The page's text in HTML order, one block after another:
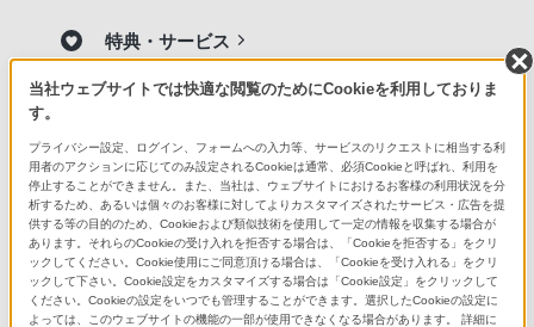
特典・サービス
長期保証や商品の設置サービス、また、購入金額に応じた各種ご
優待など、豊富なサービスと特典をご紹介します。
店舗のご案内
銀座・札幌・名古屋・大阪・福岡天神 の全国5拠点でお待ちして
います。
ソニーストアの商品を検索
当社ウェブサイトでは快適な閲覧のためにCookieを利用しておりま
す。
プライバシー設定、ログイン、フォームへの入力等、サービスのリクエストに相当する利
用者のアクションに応じてのみ設定されるCookieは通常、必須Cookieと呼ばれ、利用を
停止することができません。また、当社は、ウェブサイトにおけるお客様の利用状況を分
析するため、あるいは個々のお客様に対してよりカスタマイズされたサービス・広告を提
供する等の目的のため、Cookieおよび類似技術を使用して一定の情報を収集する場合が
あります。それらのCookieの受け入れを拒否する場合は、「Cookieを拒否する」をクリ
ックしてください。Cookie使用にご同意頂ける場合は、「Cookieを受け入れる」をクリ
ックして下さい。Cookie設定をカスタマイズする場合は「Cookie設定」をクリックして
ください。Cookieの設定をいつでも管理することができます。選択したCookieの設定に
よっては、このウェブサイトの機能の一部が使用できなくなる場合があります。 詳細に